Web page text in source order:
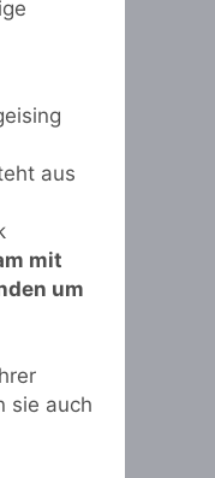
aus
mit
um
sie auch